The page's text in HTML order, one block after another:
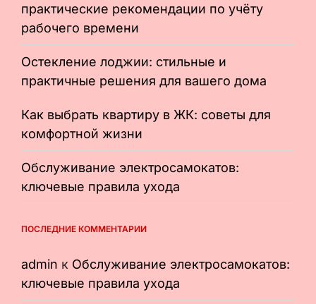
практические рекомендации по учёту
рабочего времени
Остекление лоджии: стильные и
практичные решения для вашего дома
Как выбрать квартиру в ЖК: советы для
комфортной жизни
Обслуживание электросамокатов:
ключевые правила ухода
ПОСЛЕДНИЕ КОММЕНТАРИИ
admin к Обслуживание электросамокатов:
ключевые правила ухода